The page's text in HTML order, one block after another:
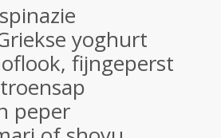
yoghurt
fijngeperst
peper